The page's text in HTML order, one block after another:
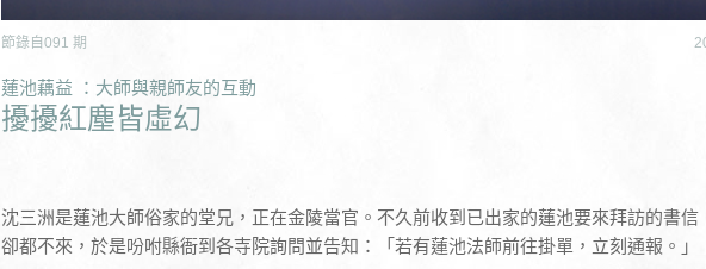
節錄自 091 期
蓮池藕益 ：大師與親師友的互動
擾擾紅塵皆虛幻
沈三洲是蓮池大師俗家的堂兄，正在金陵當官。不久前收到已出家的蓮池要來拜訪的書信
卻都不來，於是吩咐縣衙到各寺院詢問並告知：「若有蓮池法師前往掛單，立刻通報。」